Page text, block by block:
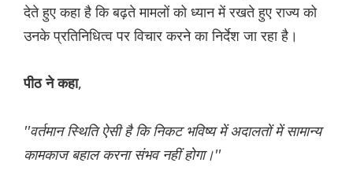
देते हुए कहा है कि बढ़ते मामलों को ध्यान में रखते हुए राज्य को
उनके प्रतिनिधित्व पर विचार करने का निर्देश जा रहा है।
पीठ ने कहा,
''वर्तमान स्थिति ऐसी है कि निकट भविष्य में अदालतों में सामान्य
कामकाज बहाल करना संभव नहीं होगा।''